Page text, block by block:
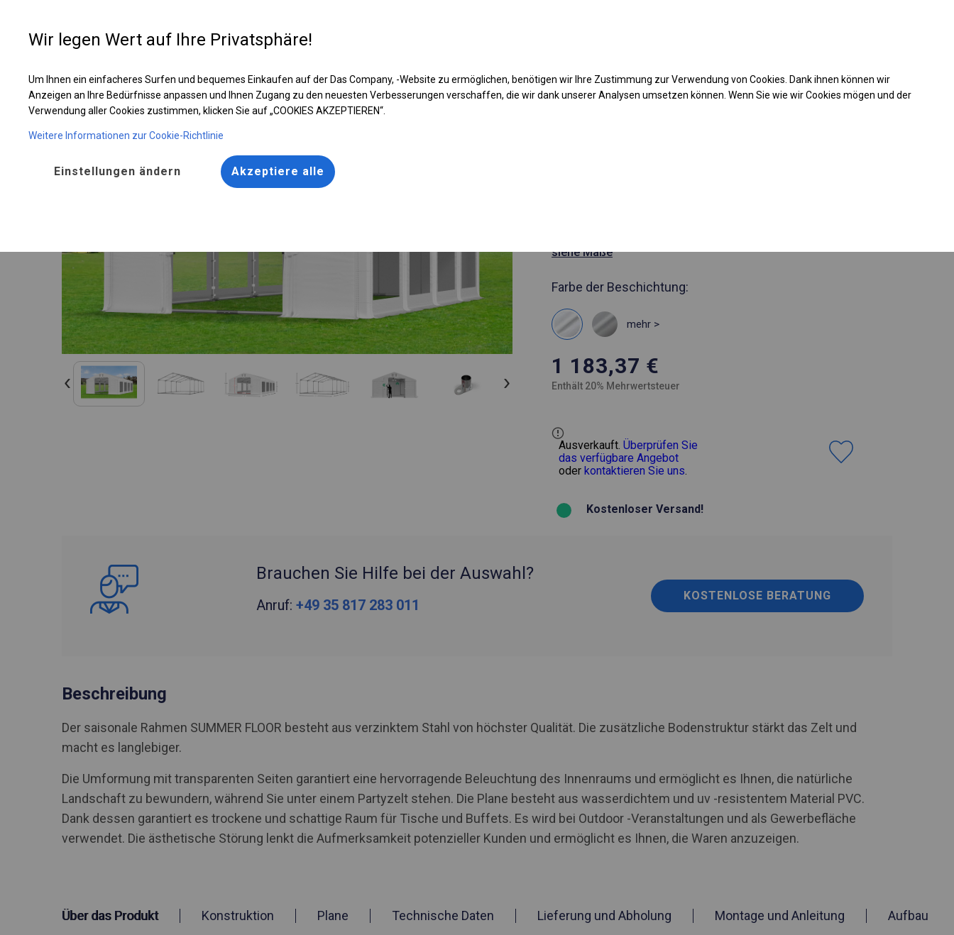
Entwerfen Sie Ihr Zelt
Robustes Hochzeitszelt | 4x8 m Laden Sie das PDF -Angebot herunter
siehe Maße
Farbe der Beschichtung:
mehr >
1 183,37 €
Enthält 20% Mehrwertsteuer
Ausverkauft. Überprüfen Sie
das verfügbare Angebot
oder kontaktieren Sie uns.
Kostenloser Versand!
Brauchen Sie Hilfe bei der Auswahl?
Anruf: +49 35 817 283 011
KOSTENLOSE BERATUNG
Beschreibung
Der saisonale Rahmen SUMMER FLOOR besteht aus verzinktem Stahl von höchster Qualität. Die zusätzliche Bodenstruktur stärkt das Zelt und
macht es langlebiger.
Die Umformung mit transparenten Seiten garantiert eine hervorragende Beleuchtung des Innenraums und ermöglicht es Ihnen, die natürliche
Landschaft zu bewundern, während Sie unter einem Partyzelt stehen. Die Plane besteht aus wasserdichtem und uv -resistentem Material PVC.
Dank dessen garantiert es trockene und schattige Raum für Tische und Buffets. Es wird bei Outdoor -Veranstaltungen und als Gewerbefläche
verwendet. Die ästhetische Störung lenkt die Aufmerksamkeit potenzieller Kunden und ermöglicht es Ihnen, die Waren anzuzeigen.
Über das Produkt Konstruktion Plane Technische Daten Lieferung und Abholung Montage und Anleitung Aufbau
Wir legen Wert auf Ihre Privatsphäre!
Um Ihnen ein einfacheres Surfen und bequemes Einkaufen auf der Das Company, -Website zu ermöglichen, benötigen wir Ihre Zustimmung zur Verwendung von Cookies. Dank ihnen können wir
Anzeigen an Ihre Bedürfnisse anpassen und Ihnen Zugang zu den neuesten Verbesserungen verschaffen, die wir dank unserer Analysen umsetzen können. Wenn Sie wie wir Cookies mögen und der
Verwendung aller Cookies zustimmen, klicken Sie auf „COOKIES AKZEPTIEREN“.
Weitere Informationen zur Cookie-Richtlinie
Einstellungen ändern Akzeptiere alle